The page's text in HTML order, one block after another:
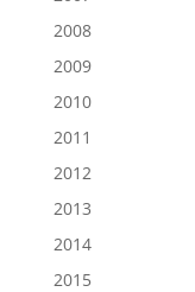
2008
2009
2010
2011
2012
2013
2014
2015